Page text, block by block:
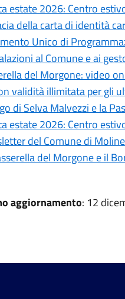
estate 2026: Centro
della carta di identità
Unico di
al Comune e ai
del Morgone: video
validità illimitata per gli
di Selva Malvezzi e la
estate 2026: Centro
del Comune di
del Morgone e il
aggiornamento: 12